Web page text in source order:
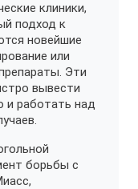
клиники,
подход к
новейшие
или
Эти
вывести
и работать над
борьбы с